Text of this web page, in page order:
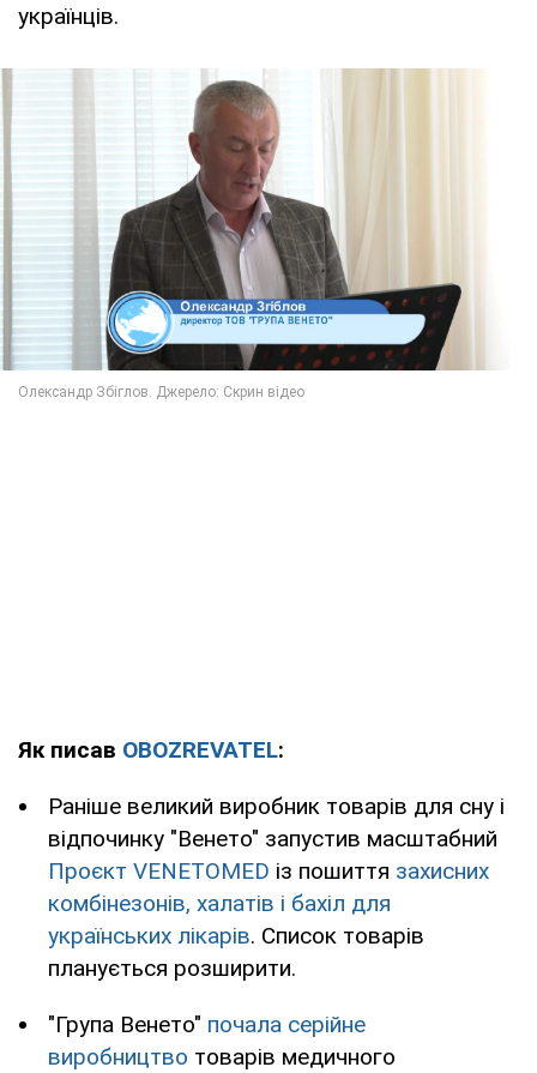
українців.
Як писав OBOZREVATEL:
Раніше великий виробник товарів для сну і
відпочинку "Венето" запустив масштабний
Проєкт VENETOMED із пошиття захисних
комбінезонів, халатів і бахіл для
українських лікарів. Список товарів
планується розширити.
"Група Венето" почала серійне
виробництво товарів медичного